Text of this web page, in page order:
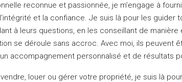
reconnue et passionnée, je m’engage à
et la confiance. Je suis là pour les guider
à leurs questions, en les conseillant de
se déroule sans accroc. Avec moi, ils peuvent
accompagnement personnalisé et de résultats
louer ou gérer votre propriété, je suis là